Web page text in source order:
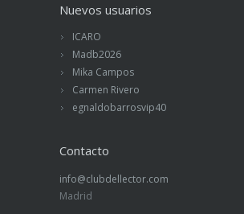
Nuevos usuarios
ICARO
Madb2026
Mika Campos
Carmen Rivero
egnaldobarrosvip40
Contacto
info@clubdellector.com
Madrid